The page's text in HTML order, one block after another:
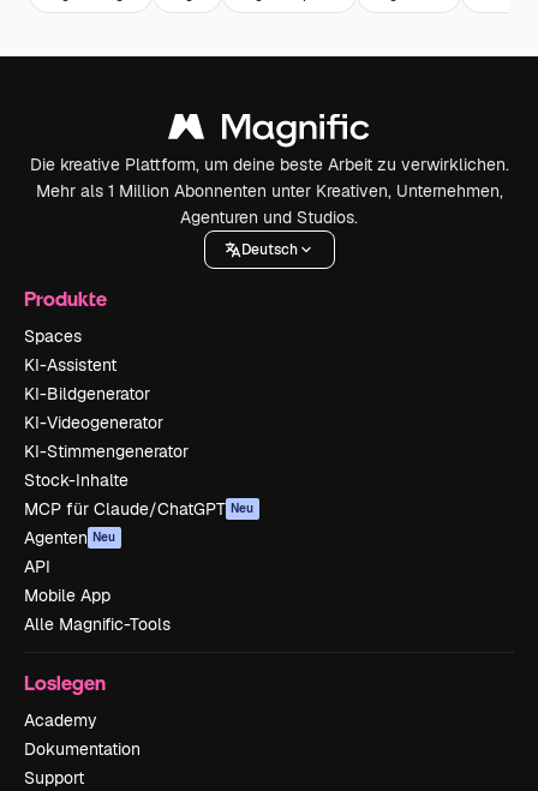
Die kreative Plattform, um deine beste Arbeit zu verwirklichen.
Mehr als 1 Million Abonnenten unter Kreativen, Unternehmen,
Agenturen und Studios.
Deutsch
Produkte
Spaces
KI-Assistent
KI-Bildgenerator
KI-Videogenerator
KI-Stimmengenerator
Stock-Inhalte
MCP für Claude/ChatGPT Neu
Agenten Neu
API
Mobile App
Alle Magnific-Tools
Loslegen
Academy
Dokumentation
Support